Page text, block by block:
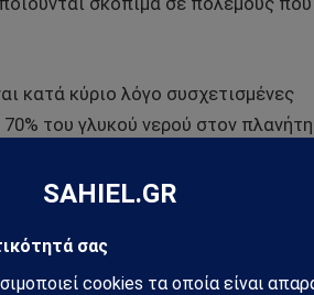
κατά κύριο λόγο συσχετισμένες
του γλυκού νερού στον πλανήτη.
συχνές αναφορές
υδάτινους πόρους.
Παγκόσμιων Πόρων,
που τις ακολουθεί αυξάνονται με